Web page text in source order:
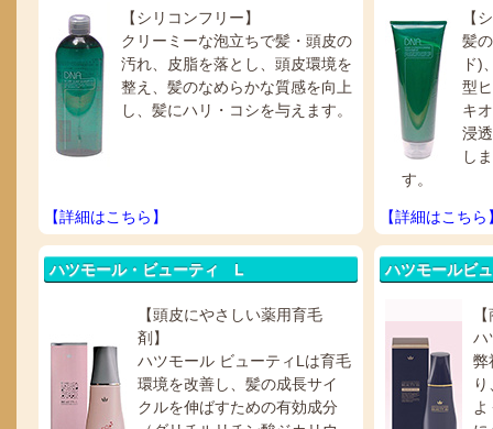
【シリコンフリー】
クリーミーな泡立ちで髪・頭皮の
汚れ、皮脂を落とし、頭皮環境を
整え、髪のなめらかな質感を向上
し、髪にハリ・コシを与えます。
【詳細はこちら】
【
髪
ド)
型
キ
浸
し
す。
【詳細はこちら
ハツモール・ビューティ L
【頭皮にやさしい薬用育毛
剤】
ハツモール ビューティLは育毛
環境を改善し、髪の成長サイ
クルを伸ばすための有効成分
ハツモールビ
ハ
弊